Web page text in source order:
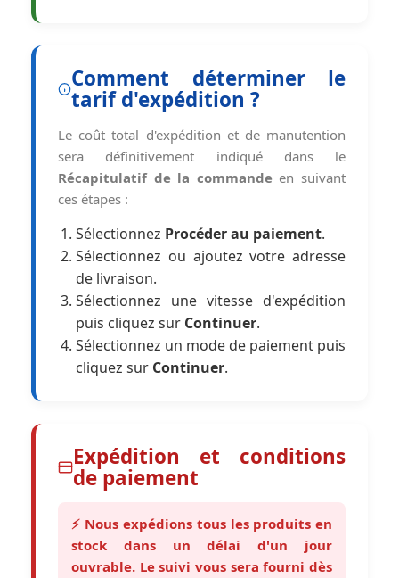
Comment déterminer le
tarif d'expédition ?
Le coût total d'expédition et de manutention
sera définitivement indiqué dans le
Récapitulatif de la commandeen suivant
ces étapes :
Sélectionnez Procéder au paiement.
Sélectionnez ou ajoutez votre adresse
de livraison.
Sélectionnez une vitesse d'expédition
puis cliquez sur Continuer.
Sélectionnez un mode de paiement puis
cliquez sur Continuer.
Expédition et conditions
de paiement
⚡ Nous expédions tous les produits en
stock dans un délai d'un jour
ouvrable. Le suivi vous sera fourni dès